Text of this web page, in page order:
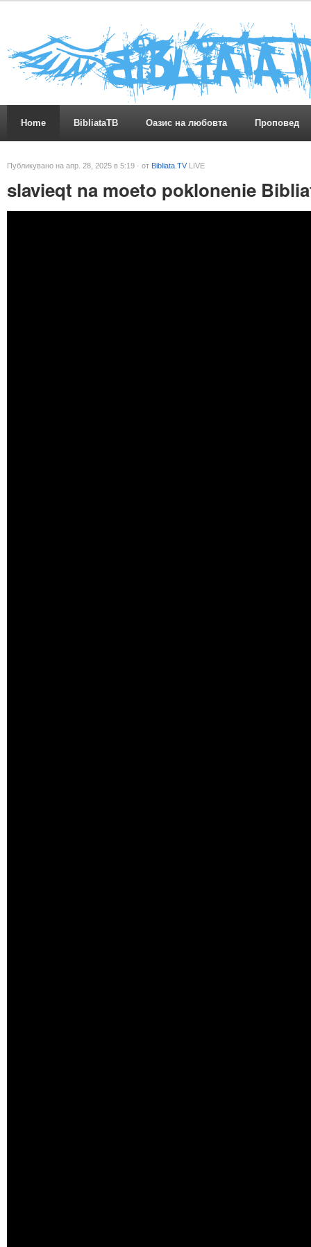
Home BibliataTB Оазис на любовта Проповед
Публикувано на апр. 28, 2025 в 5:19 · от Bibliata.TV LIVE
slavieqt na moeto poklonenie